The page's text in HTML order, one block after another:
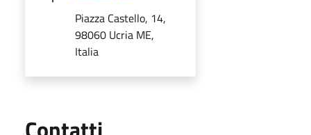
Piazza Castello, 14,
98060 Ucria ME,
Italia